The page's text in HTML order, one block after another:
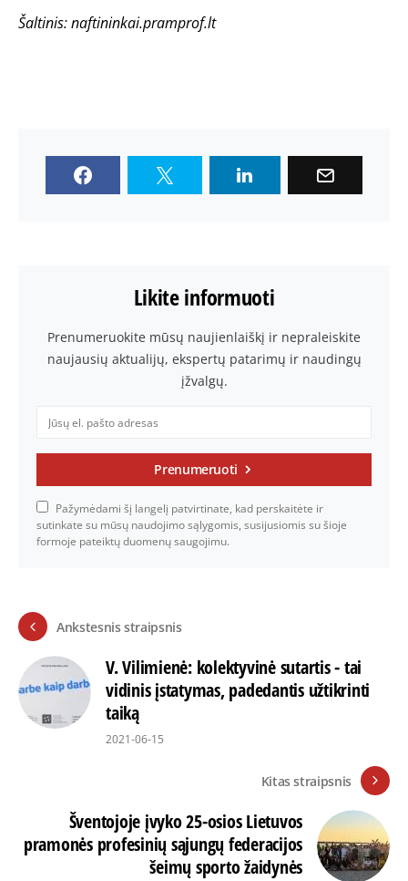
Šaltinis: naftininkai.pramprof.lt
Likite informuoti
Prenumeruokite mūsų naujienlaiškį ir nepraleiskite
naujausių aktualijų, ekspertų patarimų ir naudingų
įžvalgų.
Prenumeruoti
Pažymėdami šį langelį patvirtinate, kad perskaitėte ir
sutinkate su mūsų naudojimo sąlygomis, susijusiomis su šioje
formoje pateiktų duomenų saugojimu.
Ankstesnis straipsnis
V. Vilimienė: kolektyvinė sutartis - tai
vidinis įstatymas, padedantis užtikrinti
taiką
2021-06-15
Kitas straipsnis
Šventojoje įvyko 25-osios Lietuvos
pramonės profesinių sąjungų federacijos
šeimų sporto žaidynės